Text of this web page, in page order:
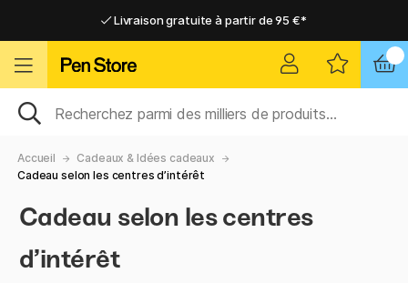
Livraison gratuite à partir de 95 €*
Livraison domicile ou point relais
Livraison gratuite à partir de 95 €*
Livraison domicile ou point relais
Accueil
Cadeaux & Idées cadeaux
Cadeau selon les centres d’intérêt
Cadeau selon les centres
d’intérêt